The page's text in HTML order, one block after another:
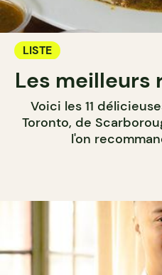
LISTE
Les meilleurs
Voici les 11
Toronto, de
l'on